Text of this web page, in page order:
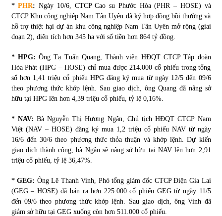
Top 10 xe bán chạy nhất tháng 9/2021
13/10/2021
*PHR: Ngày 10/6, CTCP Cao su Phước Hòa (PHR – HOSE) và
CTCP Khu công nghiệp Nam Tân Uyên đã ký hợp đồng bồi thường và
hỗ trợ thiệt hại dự án khu công nghiệp Nam Tân Uyên mở rộng (giai
đoạn 2), diên tích hơn 345 ha với số tiền hơn 864 tỷ đồng.
* HPG:Ông Tạ Tuấn Quang, Thành viên HĐQT CTCP Tập đoàn
Hòa Phát (HPG – HOSE) chỉ mua được 214.000 cổ phiếu trong tổng
số hơn 1,41 triệu cổ phiếu HPG đăng ký mua từ ngày 12/5 đến 09/6
theo phương thức khớp lệnh. Sau giao dịch, ông Quang đã nâng sở
hữu tại HPG lên hơn 4,39 triệu cổ phiếu, tỷ lệ 0,16%.
* NAV: Bà Nguyễn Thị Hương Ngân, Chủ tịch HĐQT CTCP Nam
Việt (NAV – HOSE) đăng ký mua 1,2 triệu cổ phiếu NAV từ ngày
16/6 đến 30/6 theo phương thức thỏa thuận và khớp lệnh. Dự kiến
giao dịch thành công, bà Ngân sẽ nâng sở hữu tại NAV lên hơn 2,91
triệu cổ phiếu, tỷ lệ 36,47%.
* GEG: Ông Lê Thanh Vinh, Phó tổng giám đốc CTCP Điện Gia Lai
(GEG – HOSE) đã bán ra hơn 225.000 cổ phiếu GEG từ ngày 11/5
đến 09/6 theo phương thức khớp lệnh. Sau giao dịch, ông Vinh đã
giảm sở hữu tại GEG xuống còn hơn 511.000 cổ phiếu.